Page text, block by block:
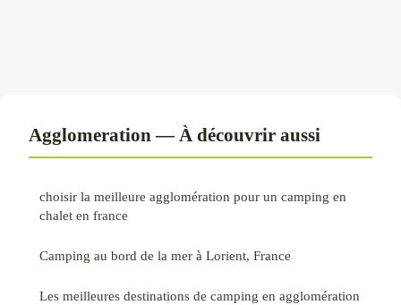
Agglomeration — À découvrir aussi
choisir la meilleure agglomération pour un camping en
chalet en france
Camping au bord de la mer à Lorient, France
Les meilleures destinations de camping en agglomération